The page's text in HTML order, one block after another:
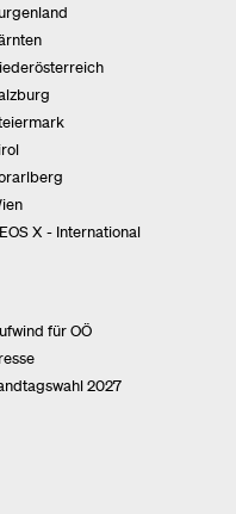
X - International
für OÖ
2027